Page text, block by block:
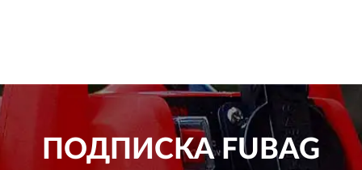
ПОДПИСКАFUBAG